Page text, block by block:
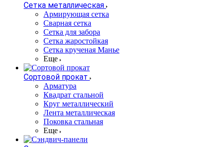
Сетка металлическая
Армирующая сетка
Сварная сетка
Сетка для забора
Сетка жаростойкая
Сетка крученая Манье
Еще
Сортовой прокат
Арматура
Квадрат стальной
Круг металлический
Лента металлическая
Поковка стальная
Еще